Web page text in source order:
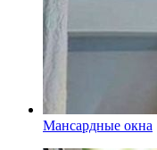
Мансардные окна